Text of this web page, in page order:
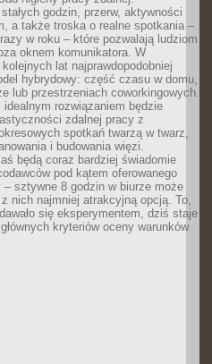
godzin, przerw, aktywności
a także troska o realne spotkania –
w roku – które pozwalają ludziom
oknem komunikatora. W
lat najprawdopodobniej
hybrydowy: część czasu w domu,
lub przestrzeniach coworkingowych.
idealnym rozwiązaniem będzie
zdalnej pracy z
spotkań twarzą w twarz,
i budowania więzi.
będą coraz bardziej świadomie
pod kątem oferowanego
– sztywne 8 godzin w biurze może
nich najmniej atrakcyjną opcją. To,
się eksperymentem, dziś staje
kryteriów oceny warunków